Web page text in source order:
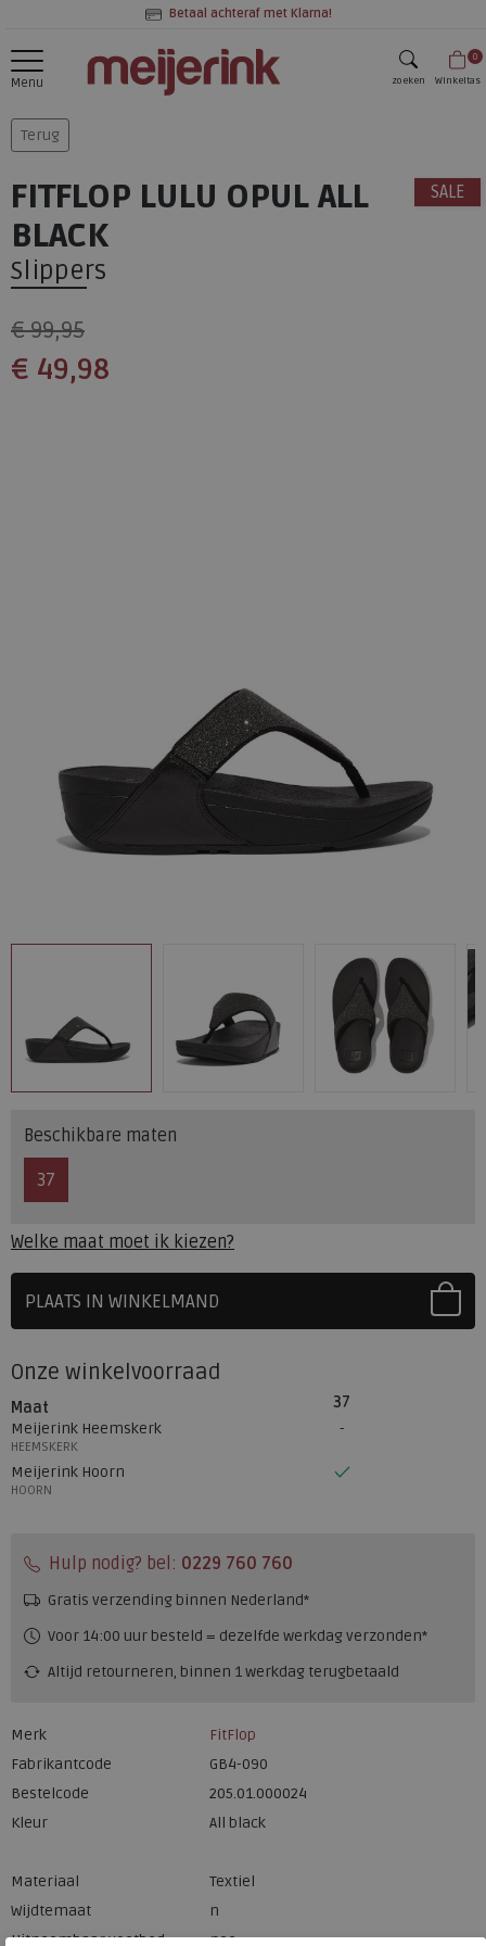
Betaal achteraf met Klarna!
Menu zoeken
0
Winkeltas
Terug
SALE
FITFLOP LULU OPUL ALL
BLACK
Slippers
€ 99,95
€ 49,98
Beschikbare maten
37
Welke maat moet ik kiezen?
PLAATS IN WINKELMAND
Onze winkelvoorraad
Maat
37
Meijerink Heemskerk
HEEMSKERK
Meijerink Hoorn
HOORN
Hulp nodig? bel: 0229 760 760
Gratis verzending binnen Nederland*
Voor 14:00 uur besteld = dezelfde werkdag verzonden*
Altijd retourneren, binnen 1 werkdag terugbetaald
Merk
FitFlop
Fabrikantcode
GB4-090
Bestelcode
205.01.000024
Kleur
All black
Materiaal
Textiel
Wijdtemaat
n
Uitneembaar voetbed
nee